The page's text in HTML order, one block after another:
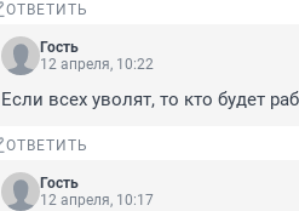
ОТВЕТИТЬ
Гость
12 апреля, 10:22
Если всех уволят, то кто будет
ОТВЕТИТЬ
Гость
12 апреля, 10:17